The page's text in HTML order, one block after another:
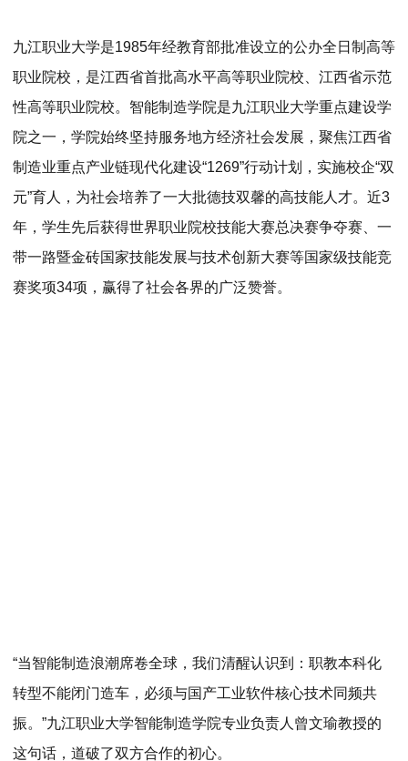
九江职业大学是1985年经教育部批准设立的公办全日制高等
职业院校，是江西省首批高水平高等职业院校、江西省示范
性高等职业院校。智能制造学院是九江职业大学重点建设学
院之一，学院始终坚持服务地方经济社会发展，聚焦江西省
制造业重点产业链现代化建设“1269”行动计划，实施校企“双
元”育人，为社会培养了一大批德技双馨的高技能人才。近3
年，学生先后获得世界职业院校技能大赛总决赛争夺赛、一
带一路暨金砖国家技能发展与技术创新大赛等国家级技能竞
赛奖项34项，赢得了社会各界的广泛赞誉。
“当智能制造浪潮席卷全球，我们清醒认识到：职教本科化
转型不能闭门造车，必须与国产工业软件核心技术同频共
振。”九江职业大学智能制造学院专业负责人曾文瑜教授的
这句话，道破了双方合作的初心。